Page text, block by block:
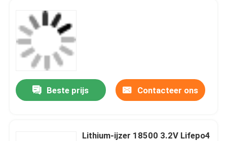
Beste prijs Contacteer ons
Lithium-ijzer 18500 3.2V Lifepo4